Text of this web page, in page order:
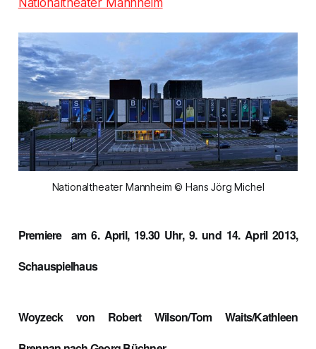
Nationaltheater Mannheim
Nationaltheater Mannheim © Hans Jörg Michel
Premieream 6. April, 19.30 Uhr, 9. und 14. April 2013,
Schauspielhaus
Woyzeck von Robert Wilson/Tom Waits/Kathleen